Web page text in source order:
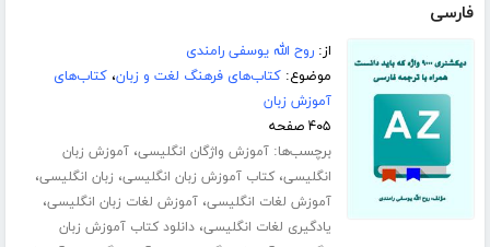
فارسی
از:روح الله یوسفی رامندی
موضوع:کتاب‌های فرهنگ لغت و زبان،کتاب‌های
آموزش زبان
۴۰۵ صفحه
برچسب‌ها:آموزش واژگان انگلیسی،آموزش زبان
انگلیسی،کتاب آموزش زبان انگلیسی، زبان انگلیسی،
آموزش لغات انگلیسی،آموزش لغات زبان انگلیسی،
یادگیری لغات انگلیسی،دانلود کتاب آموزش زبان